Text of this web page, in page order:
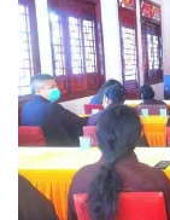
公
益
慈
善
佛